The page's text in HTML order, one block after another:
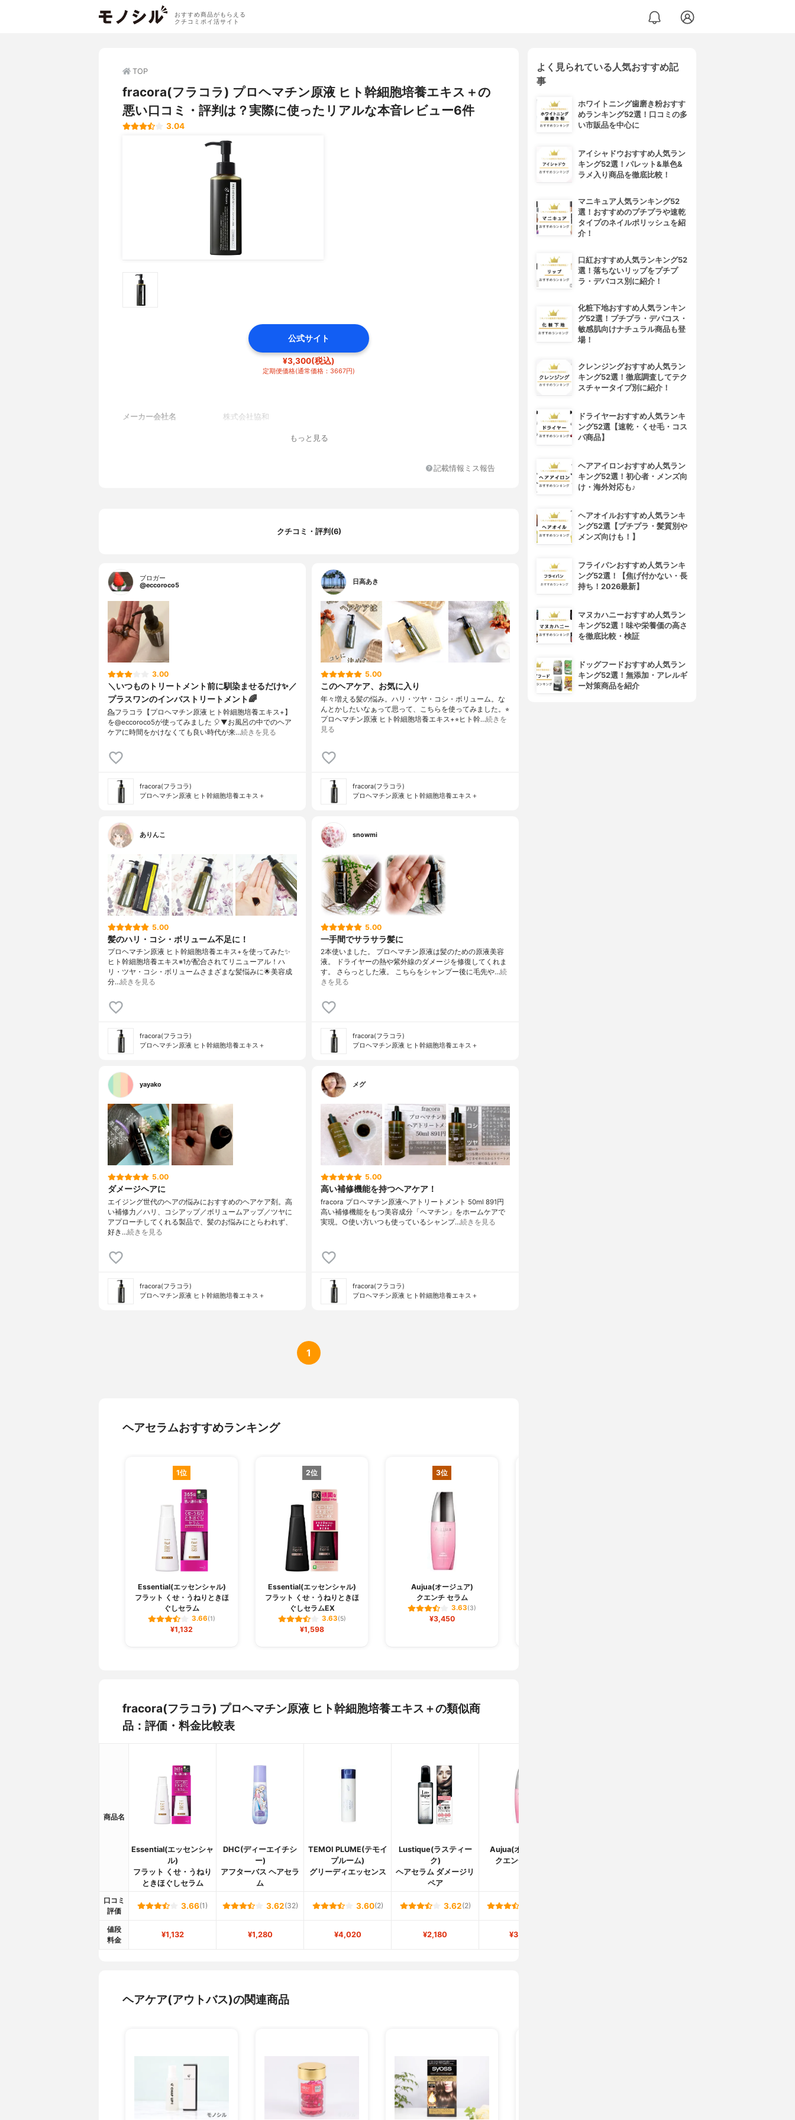
おすすめ商品がもらえる
クチコミポイ活サイト
TOP
fracora(フラコラ) プロヘマチン原液 ヒト幹細胞培養エキス＋の
悪い口コミ・評判は？実際に使ったリアルな本音レビュー6件
3.04
公式サイト
¥3,300(税込)
定期便価格(通常価格：3667円)
メーカー会社名 株式会社協和
もっと見る
記載情報ミス報告
クチコミ・評判(6)
ブロガー
@eccoroco5
3.00
＼いつものトリートメント前に馴染ませるだけ✨／
プラスワンのインバストリートメント🌈
💁フラコラ【プロヘマチン原液 ヒト幹細胞培養エキス+】
を@eccoroco5が使ってみました 🎈⁡⁡⁡▼⁡お風呂の中でのヘア
ケアに時間をかけなくても良い時代が来…続きを見る
fracora(フラコラ)
プロヘマチン原液 ヒト幹細胞培養エキス＋
日高あき
5.00
このヘアケア、お気に入り
年々増える髪の悩み。ハリ・ツヤ・コシ・ボリューム。な
んとかしたいなぁって思って、こちらを使ってみました。⭐︎
プロヘマチン原液 ヒト幹細胞培養エキス+⭐︎ヒト幹…続きを
見る
fracora(フラコラ)
プロヘマチン原液 ヒト幹細胞培養エキス＋
ありんこ
5.00
髪のハリ・コシ・ボリューム不足に！
プロヘマチン原液 ヒト幹細胞培養エキス+を使ってみた✨
ヒト幹細胞培養エキス※1が配合されてリニューアル！ハ
リ・ツヤ・コシ・ボリュームさまざまな髪悩みに🌟美容成
分…続きを見る
fracora(フラコラ)
プロヘマチン原液 ヒト幹細胞培養エキス＋
snowmi
5.00
一手間でサラサラ髪に
2本使いました。 プロヘマチン原液は髪のための原液美容
液。 ドライヤーの熱や紫外線のダメージを修復してくれま
す。 さらっとした液。 こちらをシャンプー後に毛先や…続
きを見る
fracora(フラコラ)
プロヘマチン原液 ヒト幹細胞培養エキス＋
yayako
5.00
ダメージヘアに
エイジング世代のヘアの悩みにおすすめのヘアケア剤。高
い補修力／ハリ、コシアップ／ボリュームアップ／ツヤに
アプローチしてくれる製品で、髪のお悩みにとらわれず、
好き…続きを見る
fracora(フラコラ)
プロヘマチン原液 ヒト幹細胞培養エキス＋
メグ
5.00
高い補修機能を持つヘアケア！
fracora プロヘマチン原液ヘアトリートメント 50ml 891円
高い補修機能をもつ美容成分「ヘマチン」をホームケアで
実現。○使い方いつも使っているシャンプ…続きを見る
fracora(フラコラ)
プロヘマチン原液 ヒト幹細胞培養エキス＋
1
ヘアセラムおすすめランキング
1位
Essential(エッセンシャル)
フラット くせ・うねりときほ
ぐしセラム
3.66(1)
¥1,132
2位
Essential(エッセンシャル)
フラット くせ・うねりときほ
ぐしセラムEX
3.63(5)
¥1,598
3位
Aujua(オージュア)
クエンチ セラム
3.63(3)
¥3,450
fracora(フラコラ) プロヘマチン原液 ヒト幹細胞培養エキス＋の類似商
品：評価・料金比較表
商品名
Essential(エッセンシャ
ル)
フラット くせ・うねり
ときほぐしセラム
DHC(ディーエイチシ
ー)
アフターバス ヘアセラ
ム
TEMOI PLUME(テモイ
プルーム)
グリーディエッセンス
Lustique(ラスティー
ク)
ヘアセラム ダメージリ
ペア
Aujua(オージュア)
クエンチ セラム
口コミ
評価
3.66(1) 3.62(32) 3.60(2) 3.62(2)
値段
料金
¥1,132 ¥1,280 ¥4,020 ¥2,180 ¥3,450
ヘアケア(アウトバス)の関連商品
よく見られている人気おすすめ記
事
ホワイトニング歯磨き粉おすす
めランキング52選！口コミの多
い市販品を中心に
アイシャドウおすすめ人気ラン
キング52選！パレット&単色&
ラメ入り商品を徹底比較！
マニキュア人気ランキング52
選！おすすめのプチプラや速乾
タイプのネイルポリッシュを紹
介！
口紅おすすめ人気ランキング52
選！落ちないリップをプチプ
ラ・デパコス別に紹介！
化粧下地おすすめ人気ランキン
グ52選！プチプラ・デパコス・
敏感肌向けナチュラル商品も登
場！
クレンジングおすすめ人気ラン
キング52選！徹底調査してテク
スチャータイプ別に紹介！
ドライヤーおすすめ人気ランキ
ング52選【速乾・くせ毛・コス
パ商品】
ヘアアイロンおすすめ人気ラン
キング52選！初心者・メンズ向
け・海外対応も♪
ヘアオイルおすすめ人気ランキ
ング52選【プチプラ・髪質別や
メンズ向けも！】
フライパンおすすめ人気ランキ
ング52選！【焦げ付かない・長
持ち！2026最新】
マヌカハニーおすすめ人気ラン
キング52選！味や栄養価の高さ
を徹底比較・検証
ドッグフードおすすめ人気ラン
キング52選！無添加・アレルギ
ー対策商品を紹介